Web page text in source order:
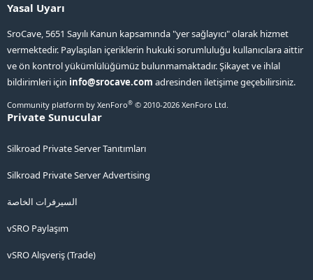
Yasal Uyarı
SroCave, 5651 Sayılı Kanun kapsamında "yer sağlayıcı" olarak hizmet
vermektedir. Paylaşılan içeriklerin hukuki sorumluluğu kullanıcılara aittir
ve ön kontrol yükümlülüğümüz bulunmamaktadır. Şikayet ve ihlal
bildirimleri için info@srocave.com adresinden iletişime geçebilirsiniz.
Community platform by XenForo® © 2010-2026 XenForo Ltd.
Private Sunucular
Silkroad Private Server Tanıtımları
Silkroad Private Server Advertising
السيرفرات الخاصة
vSRO Paylaşım
vSRO Alışveriş (Trade)